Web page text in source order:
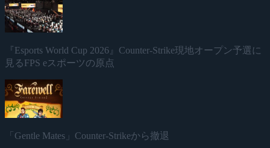
『Esports World Cup 2026』Counter-Strike現地オープン予選に
見るFPS eスポーツの原点
「Gentle Mates」Counter-Strikeから撤退